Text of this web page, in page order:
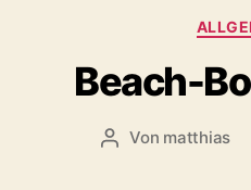
Beach-
Beitragsautor
Von matthias